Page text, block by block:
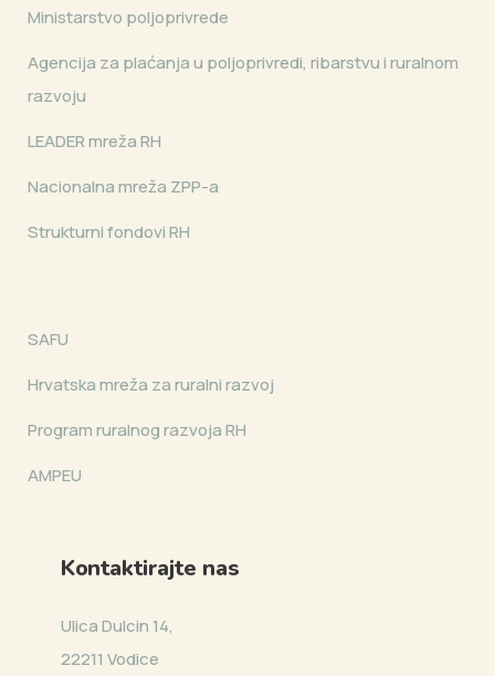
Ministarstvo poljoprivrede
Agencija za plaćanja u poljoprivredi, ribarstvu i ruralnom
razvoju
LEADER mreža RH
Nacionalna mreža ZPP-a
Strukturni fondovi RH
SAFU
Hrvatska mreža za ruralni razvoj
Program ruralnog razvoja RH
AMPEU
Kontaktirajte nas
Ulica Dulcin 14,
22211 Vodice